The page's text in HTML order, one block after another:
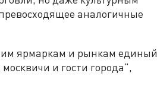
аналогичные
ярмаркам и рынкам единый
и гости города",